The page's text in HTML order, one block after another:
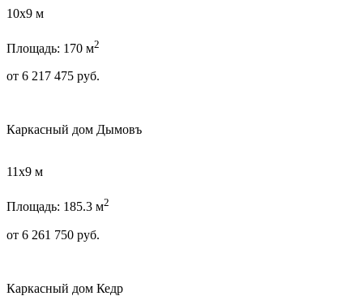
10х9 м
Площадь: 170 м2
от 6 217 475 руб.
Каркасный дом Дымовъ
11х9 м
Площадь: 185.3 м2
от 6 261 750 руб.
Каркасный дом Кедр